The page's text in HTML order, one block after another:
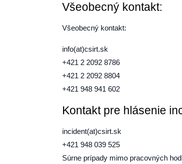
Všeobecný kontakt:
Všeobecný kontakt:
info(at)csirt.sk
+421 2 2092 8786
+421 2 2092 8804
+421 948 941 602
Kontakt pre hlásenie
incident(at)csirt.sk
+421 948 039 525
Súrne prípady mimo pracovných